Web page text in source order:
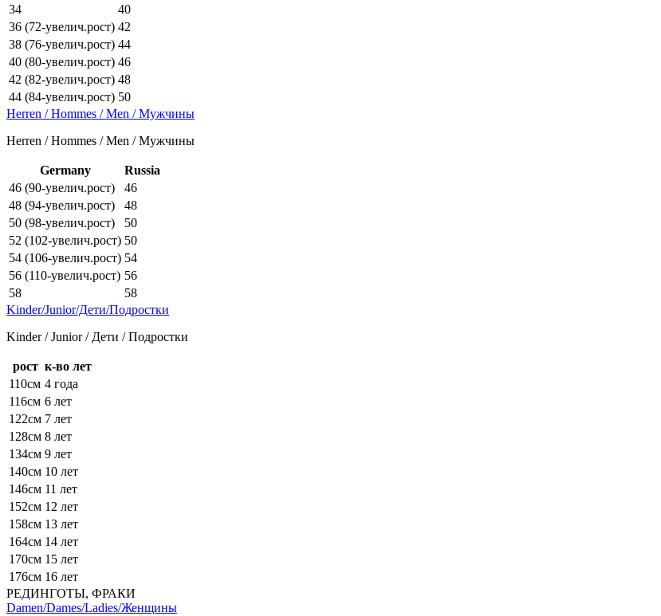
34
40
36 (72-увелич.рост) 42
38 (76-увелич.рост) 44
40 (80-увелич.рост) 46
42 (82-увелич.рост) 48
44 (84-увелич.рост) 50
Herren / Hommes / Men / Мужчины
Herren / Hommes / Men / Мужчины
Germany
Russia
46 (90-увелич.рост)
46
48 (94-увелич.рост)
48
50 (98-увелич.рост)
50
52 (102-увелич.рост) 50
54 (106-увелич.рост) 54
56 (110-увелич.рост) 56
58
58
Kinder/Junior/Дети/Подростки
Kinder / Junior / Дети / Подростки
рост к-во лет
110см 4 года
116см 6 лет
122см 7 лет
128см 8 лет
134см 9 лет
140см 10 лет
146см 11 лет
152см 12 лет
158см 13 лет
164см 14 лет
170см 15 лет
176см 16 лет
РЕДИНГОТЫ, ФРАКИ
Damen/Dames/Ladies/Женщины